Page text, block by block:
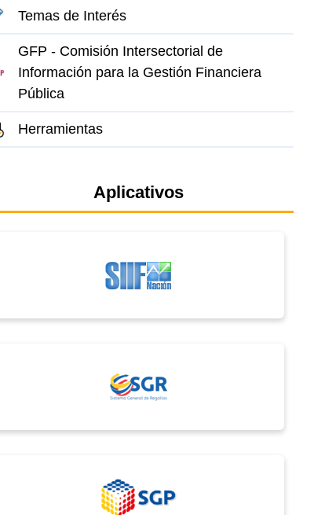
Temas de Interés
GFP - Comisión Intersectorial de
Información para la Gestión Financiera
Pública
Herramientas
Aplicativos